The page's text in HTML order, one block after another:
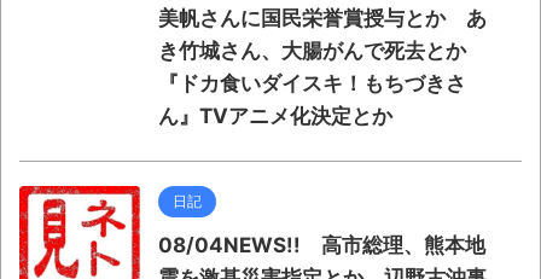
美帆さんに国民栄誉賞授与とか あ
き竹城さん、大腸がんで死去とか
『ドカ食いダイスキ！もちづきさ
ん』TVアニメ化決定とか
日記
08/04NEWS!! 高市総理、熊本地